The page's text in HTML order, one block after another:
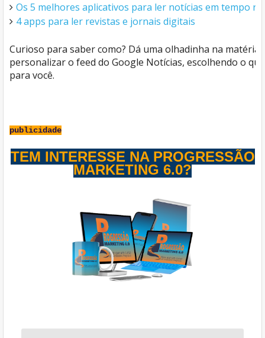
Os 5 melhores aplicativos para ler notícias em tempo
4 apps para ler revistas e jornais digitais
Curioso para saber como? Dá uma olhadinha na matéria
personalizar o feed do Google Notícias, escolhendo o
para você.
publicidade
TEM INTERESSE NA PROGRESSÃO
MARKETING 6.0?